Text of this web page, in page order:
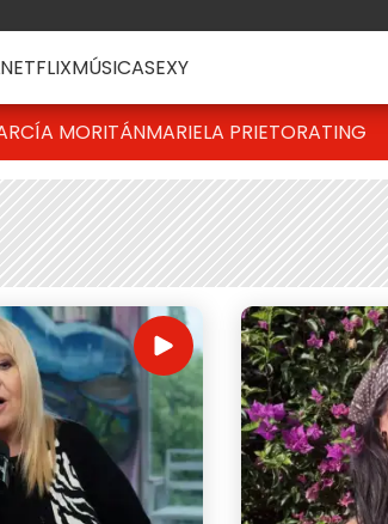
NETFLIXMÚSICASEXY
MORITÁNMARIELA PRIETORATING